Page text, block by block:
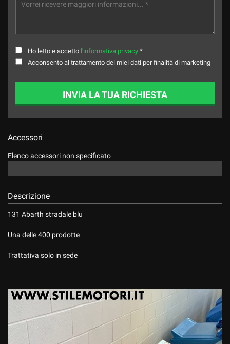
Ho letto e accetto l'informativa privacy *
Acconsento al trattamento dei miei dati per finalità di marketing
INVIA LA TUA RICHIESTA
Accessori
Elenco accessori non specificato
Descrizione
131 Abarth stradale blu
Una delle 400 prodotte
Trattativa solo in sede